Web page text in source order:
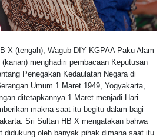
X (tengah), Wagub DIY KGPAA Paku Alam
menghadiri pembacaan Keputusan
Penegakan Kedaulatan Negara di
Umum 1 Maret 1949, Yogyakarta,
ditetapkannya 1 Maret menjadi Hari
makna saat itu begitu dalam bagi
Sri Sultan HB X mengatakan bahwa
didukung oleh banyak pihak dimana saat itu